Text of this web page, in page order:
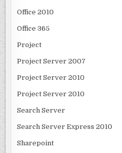
Office 2010
Office 365
Project
Project Server 2007
Project Server 2010
Project Server 2010
Search Server
Search Server Express 2010
Sharepoint